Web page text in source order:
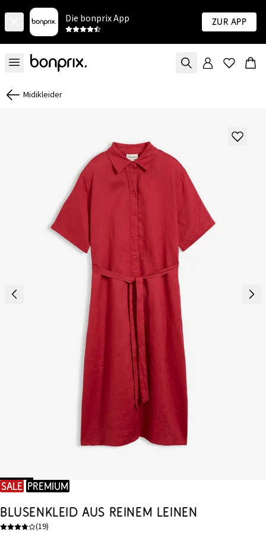
Die bonprix App Zur App
Midikleider
SALE Premium
Blusenkleid aus reinem Leinen
(19)